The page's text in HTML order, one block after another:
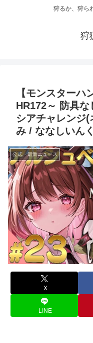
狩るか、狩ら
狩
【モンスターハ
HR172～ 防具な
シアチャレンジ
み / ななしいんく
公式・最新ニュース
X
LINE